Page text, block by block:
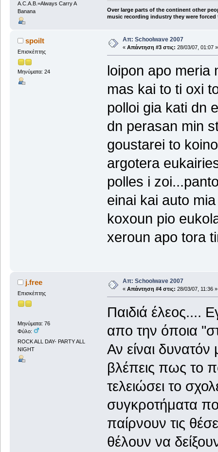
A.C.A.B.=Always Carry A
Banana
Over large parts of the continent other
music recording industry they were
spoilt
Επισκέπτης
Μηνύματα: 24
Απ: Schoolwave 2007
« Απάντηση #3 στις: 28/03/07, 01:07 »
loipon apo meria
mas kai to ti oxi
polloi gia kati dn
dn perasan min
goustarei to
argotera
polles i
einai kai auto
koxoun pio
xeroun apo tora
j.free
Επισκέπτης
Μηνύματα: 76
Φύλο:
ROCK ALL DAY- PARTY ALL
NIGHT
Απ: Schoolwave 2007
« Απάντηση #4 στις: 28/03/07, 11:36 »
Παιδιά έλεος....
απο την όποια
Αν είναι
βλέπεις πως το
τελειώσει το
συγκροτήματα
παίρνουν τις
θέλουν να